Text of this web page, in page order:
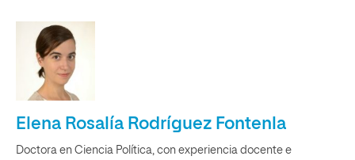
Elena Rosalía Rodríguez Fontenla
Doctora en Ciencia Política, con experiencia docente e